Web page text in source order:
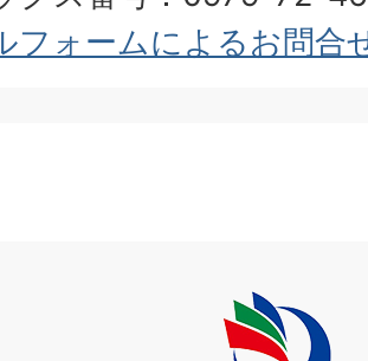
フォームによるお問合